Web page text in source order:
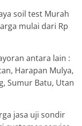
soil test Murah
mulai dari Rp
antara lain :
Harapan Mulya,
Sumur Batu, Utan
jasa uji sondir